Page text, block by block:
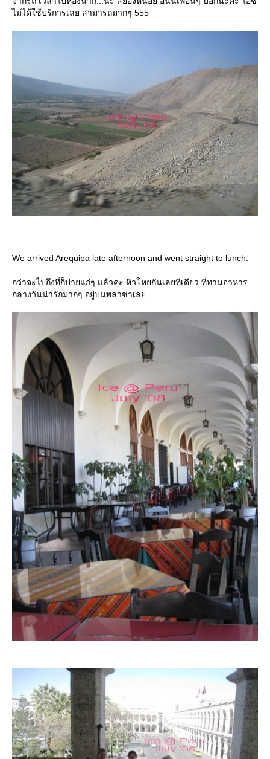
ไม่ได้ใช้บริการเลย สามารถมากๆ 555
We arrived Arequipa late afternoon and went straight to lunch.
กว่าจะไปถึงที่ก็บ่ายแก่ๆ แล้วค่ะ หิวโหยกันเลยทีเดียว ที่ทานอาหาร
กลางวันน่ารักมากๆ อยู่บนพลาซ่าเล